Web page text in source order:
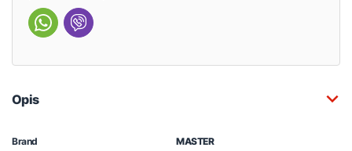
Opis
Brand
MASTER